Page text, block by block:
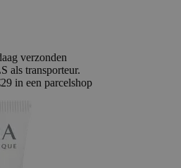
verzonden
als transporteur.
in een parcelshop